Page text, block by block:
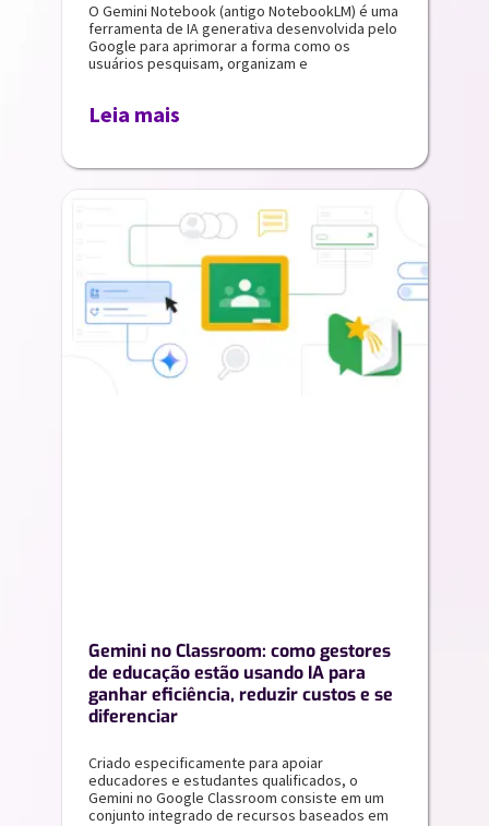
O Gemini Notebook (antigo NotebookLM) é uma
ferramenta de IA generativa desenvolvida pelo
Google para aprimorar a forma como os
usuários pesquisam, organizam e
Leia mais
Gemini no Classroom: como gestores
de educação estão usando IA para
ganhar eficiência, reduzir custos e se
diferenciar
Criado especificamente para apoiar
educadores e estudantes qualificados, o
Gemini no Google Classroom consiste em um
conjunto integrado de recursos baseados em